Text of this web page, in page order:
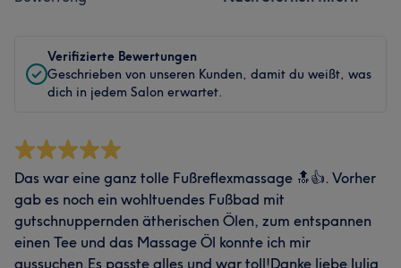
Verifizierte Bewertungen
Geschrieben von unseren Kunden, damit du weißt, was
dich in jedem Salon erwartet.
Das war eine ganz tolle Fußreflexmassage 🔝👍. Vorher
gab es noch ein wohltuendes Fußbad mit
gutschnuppernden ätherischen Ölen, zum entspannen
einen Tee und das Massage Öl konnte ich mir
aussuchen.Es passte alles und war toll!Danke liebe Julia